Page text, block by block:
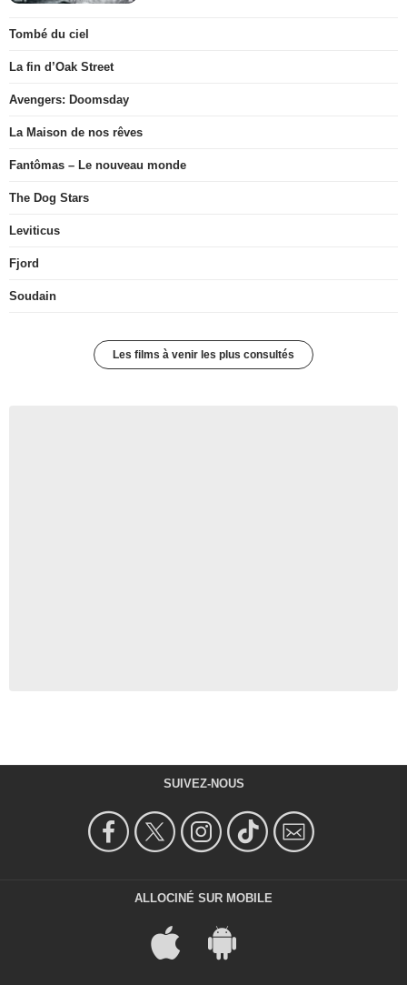
Tombé du ciel
La fin d’Oak Street
Avengers: Doomsday
La Maison de nos rêves
Fantômas – Le nouveau monde
The Dog Stars
Leviticus
Fjord
Soudain
Les films à venir les plus consultés
SUIVEZ-NOUS
ALLOCINÉ SUR MOBILE